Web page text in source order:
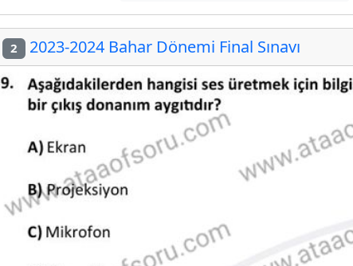
2 2023-2024 Bahar Dönemi Final Sınavı